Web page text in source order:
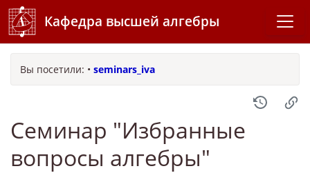
Кафедра высшей алгебры
Вы посетили: • seminars_iva
Семинар "Избранные
вопросы алгебры"